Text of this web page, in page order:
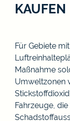
KAUFEN
Für Gebiete
Maßnahme
Umweltzonen
Fahrzeuge,